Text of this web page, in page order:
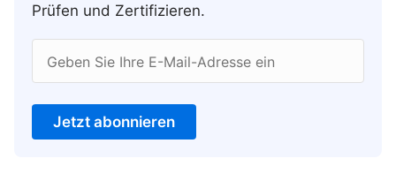
Prüfen und Zertifizieren.
Geben Sie Ihre E-Mail-Adresse ein
Jetzt abonnieren